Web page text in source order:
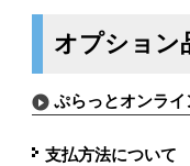
オプション
ぷらっとオンラ
支払方法について